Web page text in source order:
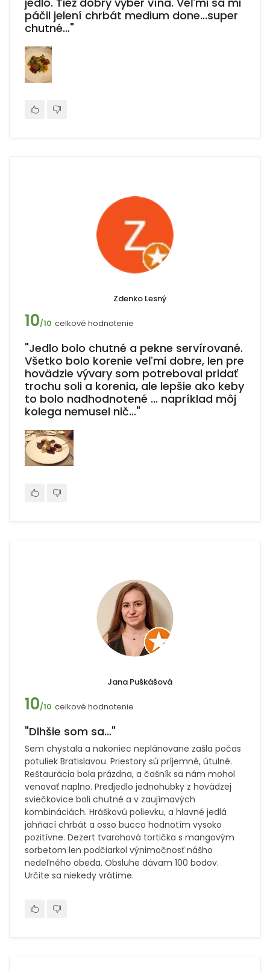
páčil jelení chrbát medium done...super
chutné…"
Zdenko Lesný
10/10 celkové hodnotenie
"Jedlo bolo chutné a pekne servírované.
Všetko bolo korenie veľmi dobre, len pre
hovädzie vývary som potreboval pridať
trochu soli a korenia, ale lepšie ako keby
to bolo nadhodnotené ... napríklad môj
kolega nemusel nič…"
Jana Puškášová
10/10 celkové hodnotenie
"Dlhšie som sa..."
Sem chystala a nakoniec neplánovane zašla počas
potuliek Bratislavou. Priestory sú príjemné, útulné.
Reštaurácia bola prázdna, a čašník sa nám mohol
venovať naplno. Predjedlo jednohubky z hovädzej
sviečkovice boli chutné a v zaujímavých
kombináciách. Hráškovú polievku, a hlavné jedlá
jahňací chrbát a osso bucco hodnotím vysoko
pozitívne. Dezert tvarohová tortička s mangovým
sorbetom len podčiarkol výnimočnosť nášho
nedeľného obeda. Obsluhe dávam 100 bodov.
Určite sa niekedy vrátime.